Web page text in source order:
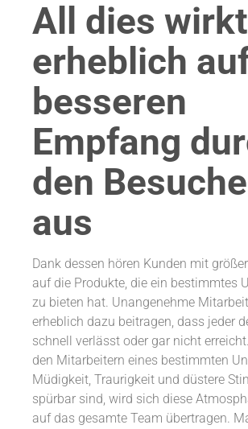
All dies
erheblich
besseren
Empfang
den
aus
Dank dessen hören Kunden mit
auf die Produkte, die ein bestimmtes
zu bieten hat. Unangenehme
erheblich dazu beitragen, dass jeder
schnell verlässt oder gar nicht
den Mitarbeitern eines bestimmten
Müdigkeit, Traurigkeit und düstere
spürbar sind, wird sich diese
auf das gesamte Team übertragen.